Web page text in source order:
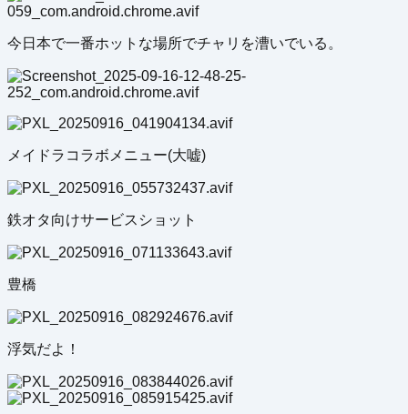
今日本で一番ホットな場所でチャリを漕いでいる。
メイドラコラボメニュー(大嘘)
鉄オタ向けサービスショット
豊橋
浮気だよ！